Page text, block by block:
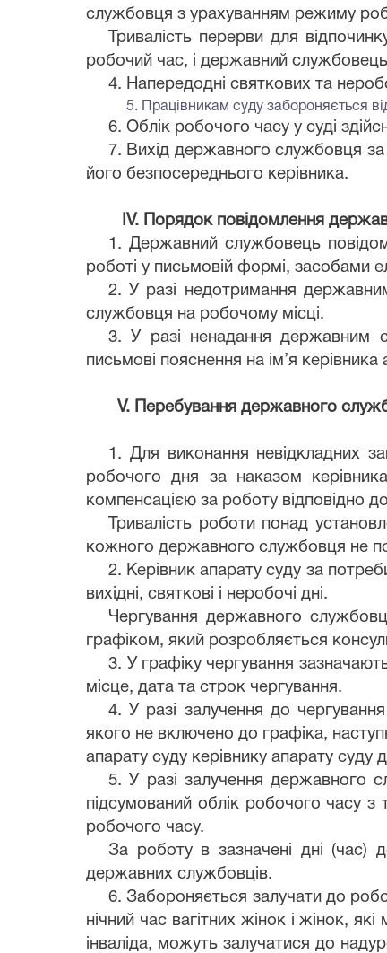
службовця з урахуванням режиму
Тривалість перерви для
робочий час, і державний
4. Напередодні святкових та
5. Працівникам суду забороняється
6. Облік робочого часу у суді
7. Вихід державного службовця за
його безпосереднього керівника.
ІV. Порядок повідомлення
1. Державний службовець
роботі у письмовій формі, засобами
2. У разі недотримання
службовця на робочому місці.
3. У разі ненадання державним
письмові пояснення на ім’я
V. Перебування державного
1. Для виконання невідкладних
робочого дня за наказом
компенсацією за роботу відповідно
Тривалість роботи понад
кожного державного службовця не
2. Керівник апарату суду за
вихідні, святкові і неробочі дні.
Чергування державного
графіком, який розробляється
3. У графіку чергування
місце, дата та строк чергування.
4. У разі залучення до
якого не включено до графіка,
апарату суду керівнику апарату суду
5. У разі залучення державного
підсумований облік робочого часу
робочого часу.
За роботу в зазначені дні (час)
державних службовців.
6. Забороняється залучати до
нічний час вагітних жінок і жінок,
інваліда, можуть залучатися до